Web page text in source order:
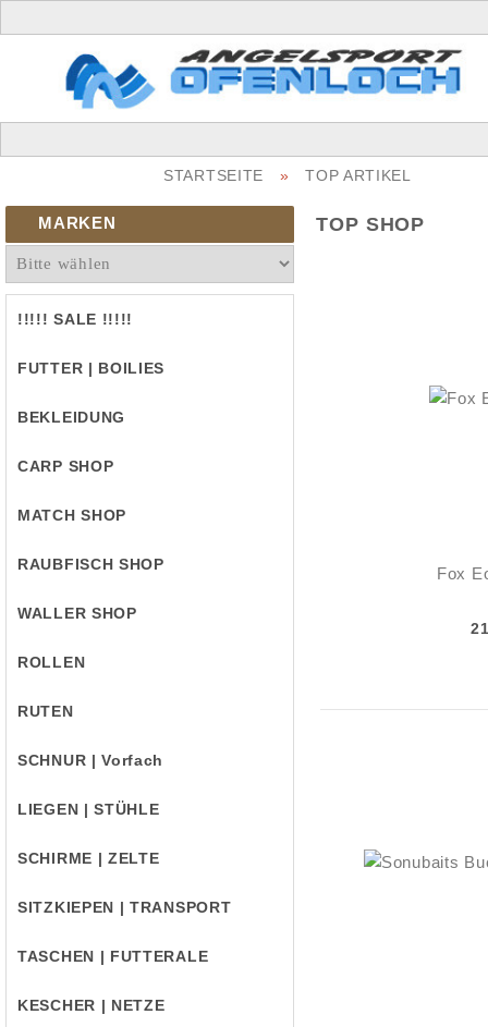
STARTSEITE » TOP ARTIKEL
MARKEN
!!!!! SALE !!!!!
FUTTER | BOILIES
BEKLEIDUNG
CARP SHOP
MATCH SHOP
RAUBFISCH SHOP
WALLER SHOP
ROLLEN
RUTEN
SCHNUR | Vorfach
LIEGEN | STÜHLE
SCHIRME | ZELTE
SITZKIEPEN | TRANSPORT
TASCHEN | FUTTERALE
KESCHER | NETZE
TOP SHOP
Fox